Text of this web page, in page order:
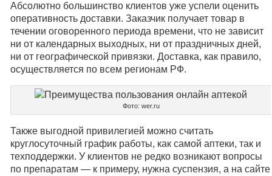
Абсолютно большинство клиентов уже успели оценить
оперативность доставки. Заказчик получает товар в
течении оговоренного периода времени, что не зависит
ни от календарных выходных, ни от праздничных дней,
ни от географической привязки. Доставка, как правило,
осуществляется по всем регионам РФ.
Фото: wer.ru
Также выгодной привилегией можно считать
круглосуточный график работы, как самой аптеки, так и
техподдержки. У клиентов не редко возникают вопросы
по препаратам — к примеру, нужна суспензия, а на сайте